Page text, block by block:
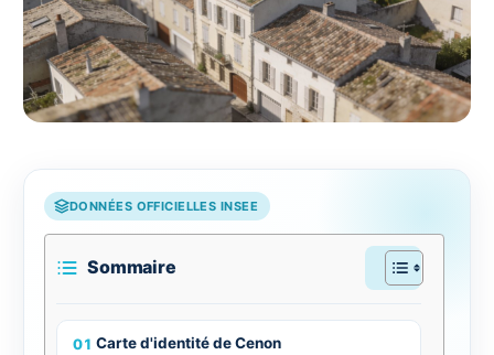
DONNÉES OFFICIELLES INSEE
Sommaire
Carte d'identité de Cenon